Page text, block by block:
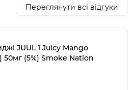
Переглянути всі відгуки
JUUL 1 Juicy Mango
50мг (5%) Smoke Nation